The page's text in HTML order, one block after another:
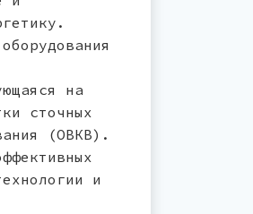
на
сточных
(ОВКВ).
и